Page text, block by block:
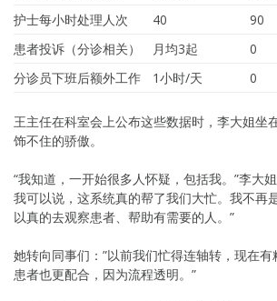
护士每小时处理人次
40 90
患者投诉（分诊相关）
月均3起 0
分诊员下班后额外工作
1小时/天 0
王主任在科室会上公布这些数据时，李大姐坐
饰不住的骄傲。
“我知道，一开始很多人怀疑，包括我。”李大
我可以说，这系统真的帮了我们大忙。我不再
以真的去观察患者、帮助有需要的人。”
她转向同事们：”以前我们忙得连轴转，现在有
患者也更配合，因为流程透明。”